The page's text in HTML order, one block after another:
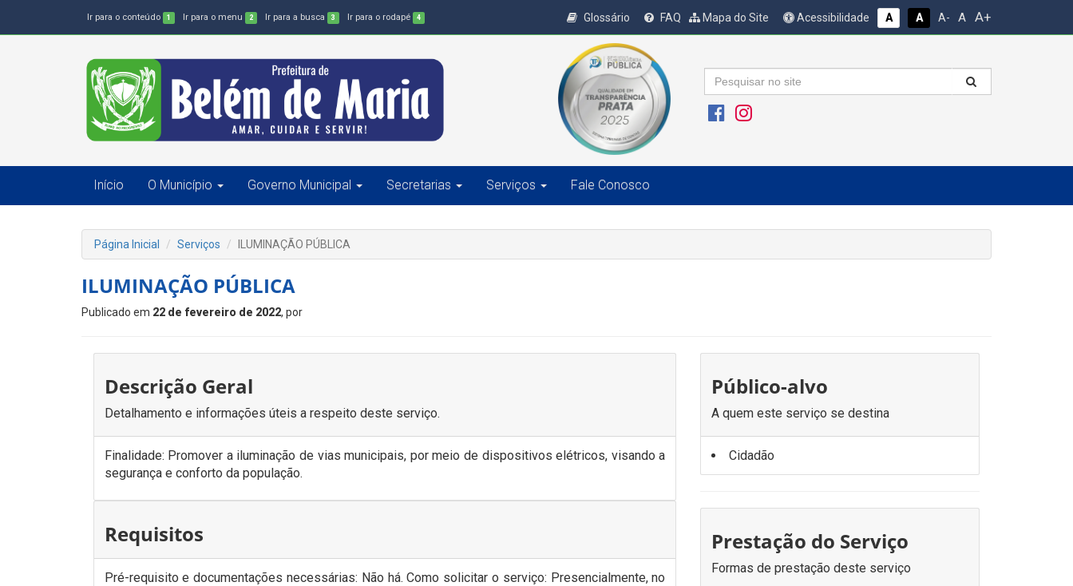
Ir para o conteúdo 1 Ir para o menu 2 Ir para a busca 3 Ir para o rodapé 4 Glossário FAQ Mapa do Site Acessibilidade A A A- A A+
Início O Município Governo Municipal Secretarias Serviços Fale Conosco
Página Inicial Serviços ILUMINAÇÃO PÚBLICA
ILUMINAÇÃO PÚBLICA
Publicado em 22 de fevereiro de 2022, por
Descrição Geral
Detalhamento e informações úteis a respeito deste serviço.
Finalidade: Promover a iluminação de vias municipais, por meio de dispositivos elétricos, visando a
segurança e conforto da população.
Requisitos
Pré-requisito e documentações necessárias: Não há. Como solicitar o serviço: Presencialmente, no
Público-alvo
A quem este serviço se destina
Cidadão
Prestação do Serviço
Formas de prestação deste serviço